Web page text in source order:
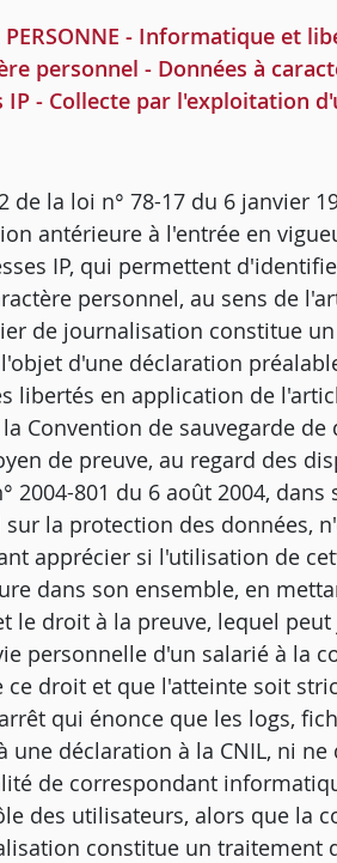
PERSONNE - Informatique et
personnel - Données à
IP - Collecte par l'exploitation
de la loi n° 78-17 du 6 janvier
antérieure à l'entrée en
IP, qui permettent
personnel, au sens de
de journalisation constitue
d'une déclaration
libertés en application de
Convention de sauvegarde
de preuve, au regard des
2004-801 du 6 août 2004,
la protection des données,
apprécier si l'utilisation de
dans son ensemble, en
le droit à la preuve, lequel
personnelle d'un salarié à la
ce droit et que l'atteinte soit
qui énonce que les logs,
une déclaration à la CNIL, ni
de correspondant
des utilisateurs, alors que la
constitue un traitement